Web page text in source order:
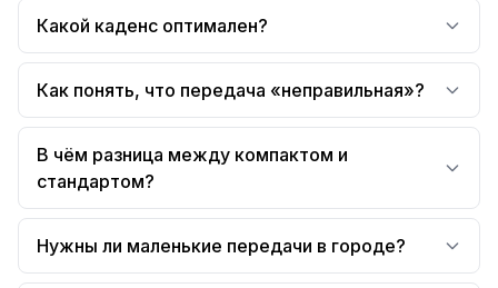
Какой каденс оптимален?
Как понять, что передача «неправильная»?
В чём разница между компактом и
стандартом?
Нужны ли маленькие передачи в городе?